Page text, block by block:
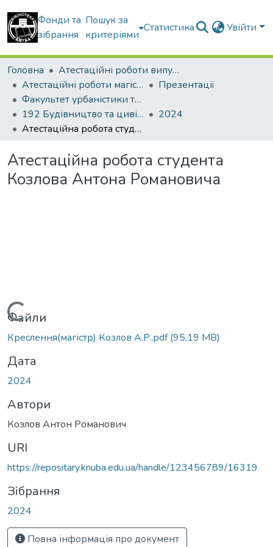
Фонди та
зібрання
Пошук за
критеріями
Статистика Увійти
Головна
Атестаційні роботи випускників
Атестаційні роботи магістрів
Презентації
Факультет урбаністики та просторового планування
192 Будівництво та цивільна інженерія. Міське будівництво та господарство
2024
Атестаційна робота студента Козлова Антона Романовича
Атестаційна робота студента
Козлова Антона Романовича
Вантажиться...
Файли
Креслення(магістр) Козлов А.Р..pdf(95,19 MB)
Дата
2024
Автори
Козлов Антон Романович
URI
https://repositary.knuba.edu.ua/handle/123456789/16319
Зібрання
2024
Повна інформація про документ